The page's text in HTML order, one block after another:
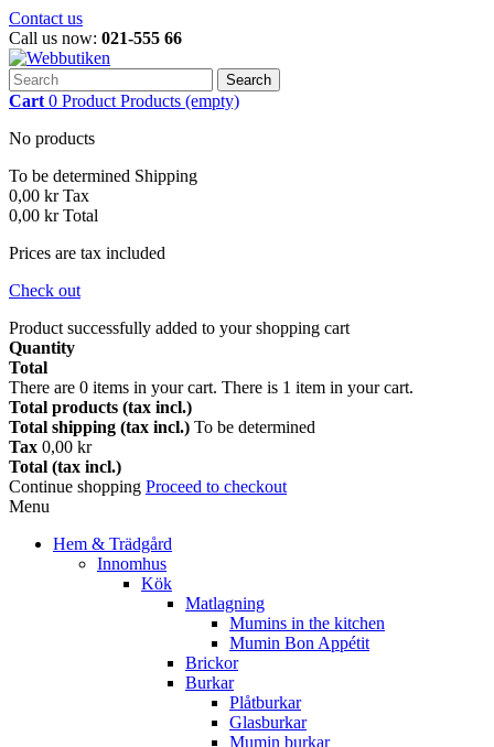
Contact us
Call us now: 021-555 66
Search
Cart 0 Product Products (empty)
No products
To be determined Shipping
0,00 kr Tax
0,00 kr Total
Prices are tax included
Check out
Product successfully added to your shopping cart
Quantity
Total
There are 0 items in your cart. There is 1 item in your cart.
Total products (tax incl.)
Total shipping (tax incl.) To be determined
Tax 0,00 kr
Total (tax incl.)
Continue shopping Proceed to checkout
Menu
Hem & Trädgård
Innomhus
Kök
Matlagning
Mumins in the kitchen
Mumin Bon Appétit
Brickor
Burkar
Plåtburkar
Glasburkar
Mumin burkar